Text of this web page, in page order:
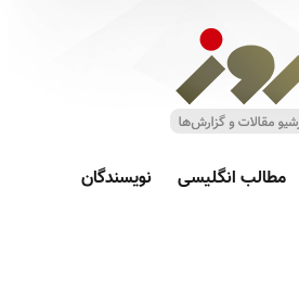
مطالب انگلیسی نویسندگان